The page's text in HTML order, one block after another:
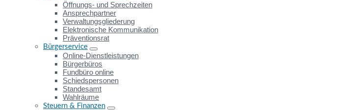
Öffnungs- und Sprechzeiten
Ansprechpartner
Verwaltungsgliederung
Elektronische Kommunikation
Präventionsrat
Bürgerservice
Online-Dienstleistungen
Bürgerbüros
Fundbüro online
Schiedspersonen
Standesamt
Wahlräume
Steuern & Finanzen